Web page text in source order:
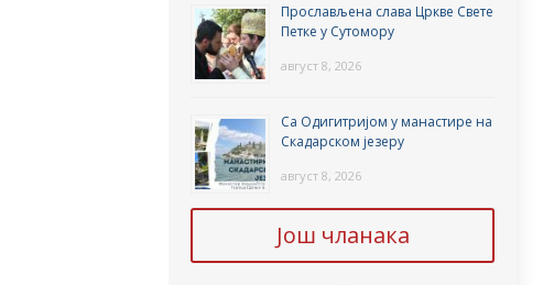
Прослављена слава Цркве Свете
Петке у Сутомору
август 8, 2026
Са Одигитријом у манастире на
Скадарском језеру
август 8, 2026
Још чланака